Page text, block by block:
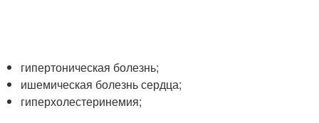
гипертоническая болезнь;
ишемическая болезнь сердца;
гиперхолестеринемия;